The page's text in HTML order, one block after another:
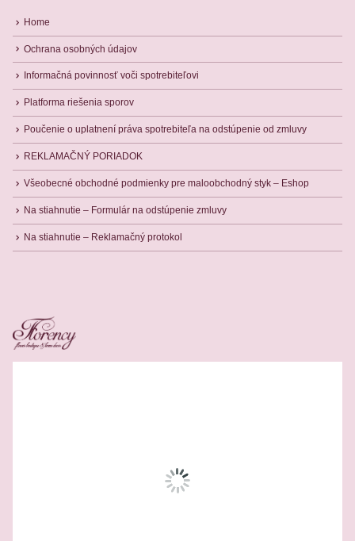
Home
Ochrana osobných údajov
Informačná povinnosť voči spotrebiteľovi
Platforma riešenia sporov
Poučenie o uplatnení práva spotrebiteľa na odstúpenie od zmluvy
REKLAMAČNÝ PORIADOK
Všeobecné obchodné podmienky pre maloobchodný styk – Eshop
Na stiahnutie – Formulár na odstúpenie zmluvy
Na stiahnutie – Reklamačný protokol